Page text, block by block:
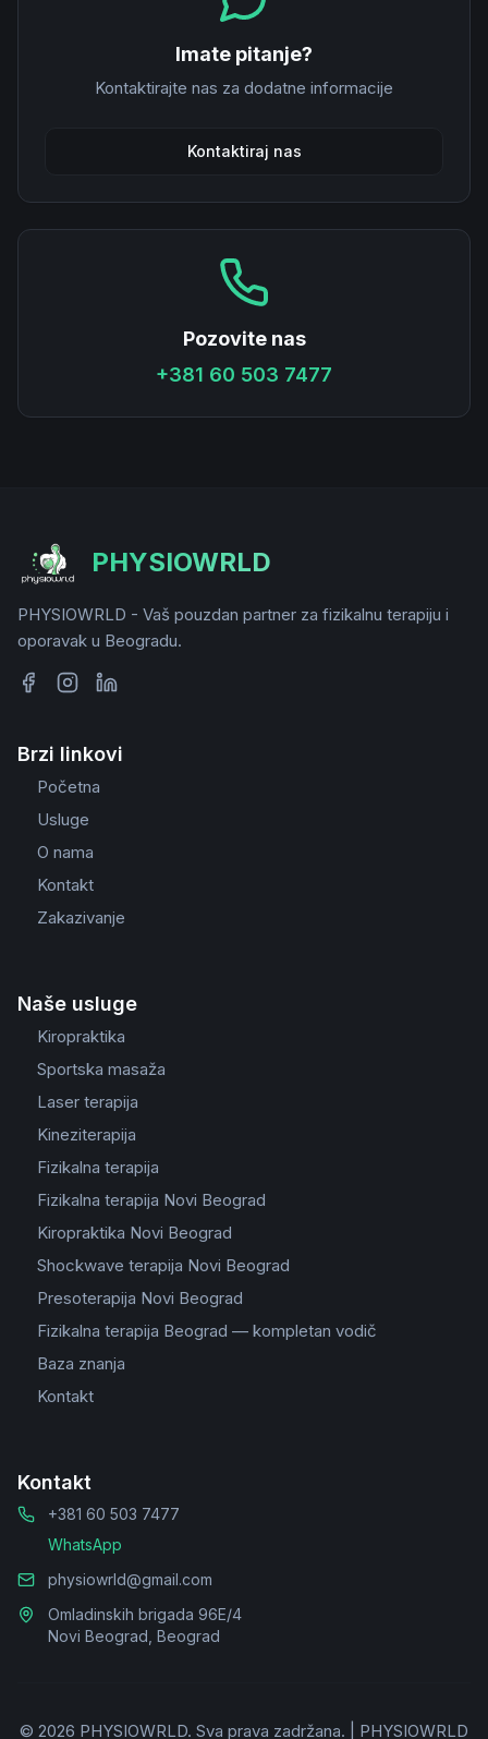
Imate pitanje?
Kontaktirajte nas za dodatne informacije
Kontaktiraj nas
Pozovite nas
+381 60 503 7477
PHYSIOWRLD
PHYSIOWRLD - Vaš pouzdan partner za fizikalnu terapiju i
oporavak u Beogradu.
Brzi linkovi
Početna
Usluge
O nama
Kontakt
Zakazivanje
Naše usluge
Kiropraktika
Sportska masaža
Laser terapija
Kineziterapija
Fizikalna terapija
Fizikalna terapija Novi Beograd
Kiropraktika Novi Beograd
Shockwave terapija Novi Beograd
Presoterapija Novi Beograd
Fizikalna terapija Beograd — kompletan vodič
Baza znanja
Kontakt
Kontakt
+381 60 503 7477
WhatsApp
physiowrld@gmail.com
Omladinskih brigada 96E/4
Novi Beograd, Beograd
© 2026 PHYSIOWRLD. Sva prava zadržana. PHYSIOWRLD